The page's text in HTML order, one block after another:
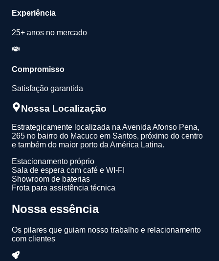
Experiência
25+ anos no mercado
Compromisso
Satisfação garantida
Nossa Localização
Estrategicamente localizada na Avenida Afonso Pena,
265 no bairro do Macuco em Santos, próximo do centro
e também do maior porto da América Latina.
Estacionamento próprio
Sala de espera com café e WI-FI
Showroom de baterias
Frota para assistência técnica
Nossa essência
Os pilares que guiam nosso trabalho e relacionamento
com clientes